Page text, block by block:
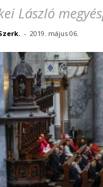
László
- 2019. május 06.